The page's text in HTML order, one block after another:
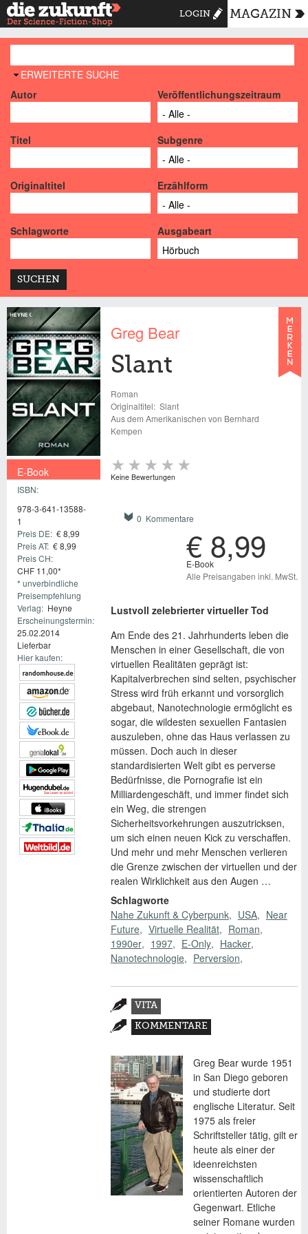
LOGIN MAGAZIN
AUSBLENDEN
ERWEITERTE SUCHE
Autor
Veröffentlichungszeitraum
Titel Subgenre
Originaltitel Erzählform
Schlagworte Ausgabeart
E-Book
ISBN:
978-3-641-13588-
1
Preis DE: € 8,99
Preis AT: € 8,99
Preis CH:
CHF 11,00*
* unverbindliche
Preisempfehlung
Verlag: Heyne
Erscheinungstermin:
25.02.2014
Lieferbar
Hier kaufen:
Greg Bear
Slant
Roman
Originaltitel: Slant
Aus dem Amerikanischen von Bernhard
Kempen
Keine Bewertungen
0 Kommentare
€ 8,99
E-Book
Alle Preisangaben inkl. MwSt.
Lustvoll zelebrierter virtueller Tod
Am Ende des 21. Jahrhunderts leben die
Menschen in einer Gesellschaft, die von
virtuellen Realitäten geprägt ist:
Kapitalverbrechen sind selten, psychischer
Stress wird früh erkannt und vorsorglich
abgebaut, Nanotechnologie ermöglicht es
sogar, die wildesten sexuellen Fantasien
auszuleben, ohne das Haus verlassen zu
müssen. Doch auch in dieser
standardisierten Welt gibt es perverse
Bedürfnisse, die Pornografie ist ein
Milliardengeschäft, und immer findet sich
ein Weg, die strengen
Sicherheitsvorkehrungen auszutricksen,
um sich einen neuen Kick zu verschaffen.
Und mehr und mehr Menschen verlieren
die Grenze zwischen der virtuellen und der
realen Wirklichkeit aus den Augen …
Schlagworte
Nahe Zukunft & Cyberpunk
USA
Near
Future
Virtuelle Realität
Roman
1990er
1997 E-Only
Hacker
Nanotechnologie
Perversion
Zusatzmaterial
VITA
(AKTIVER
REITER)
KOMMENTARE
Greg Bear wurde 1951
in San Diego geboren
und studierte dort
englische Literatur. Seit
1975 als freier
Schriftsteller tätig, gilt er
heute als einer der
ideenreichsten
wissenschaftlich
orientierten Autoren der
Gegenwart. Etliche
seiner Romane wurden